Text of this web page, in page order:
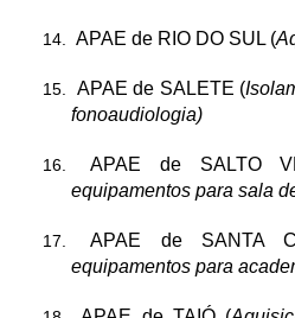
APAE de RIO DO SUL (
APAE de SALETE (
fonoaudiologia)
APAE de SALTO
equipamentos para sala
APAE de SANTA
equipamentos para